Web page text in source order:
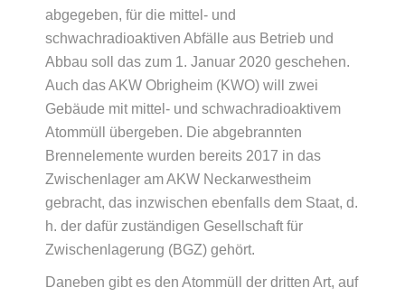
abgegeben, für die mittel- und
schwachradioaktiven Abfälle aus Betrieb und
Abbau soll das zum 1. Januar 2020 geschehen.
Auch das AKW Obrigheim (KWO) will zwei
Gebäude mit mittel- und schwachradioaktivem
Atommüll übergeben. Die abgebrannten
Brennelemente wurden bereits 2017 in das
Zwischenlager am AKW Neckarwestheim
gebracht, das inzwischen ebenfalls dem Staat, d.
h. der dafür zuständigen Gesellschaft für
Zwischenlagerung (BGZ) gehört.
Daneben gibt es den Atommüll der dritten Art, auf